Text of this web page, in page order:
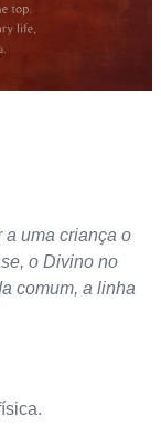
a uma criança o
o Divino no
comum, a linha